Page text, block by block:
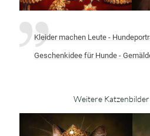
Kleider machen Leute -
Geschenkidee für Hunde -
Weitere